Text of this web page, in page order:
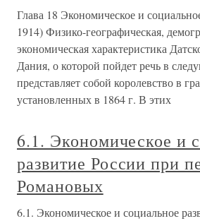
Глава 18 Экономическое и
1914) Физико-географическая,
экономическая характеристика
Дания, о которой пойдет речь в
представляет собой королевство в
установленных в 1864 г. В этих
6.1. Экономическое и
развитие России при
Романовых
6.1. Экономическое и социальное